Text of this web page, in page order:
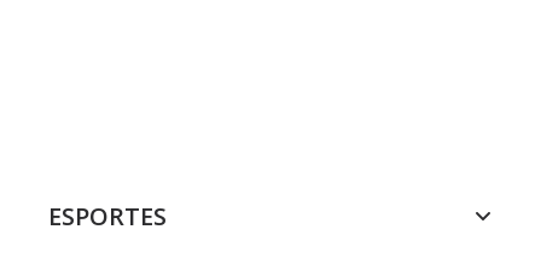
ESPORTES